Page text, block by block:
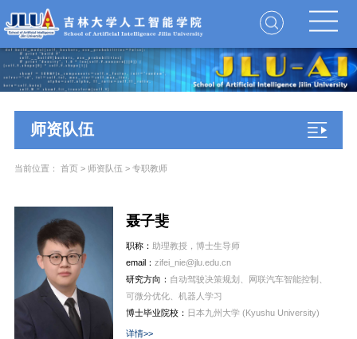
师资队伍
当前位置： 首页 > 师资队伍 > 专职教师
聂子斐
职称： 助理教授，博士生导师
email： zifei_nie@jlu.edu.cn
研究方向： 自动驾驶决策规划、网联汽车智能控制、
可微分优化、机器人学习
博士毕业院校： 日本九州大学 (Kyushu University)
详情>>